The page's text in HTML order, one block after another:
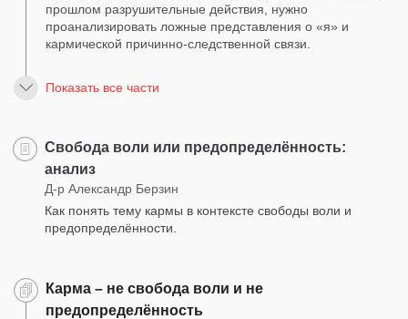
прошлом разрушительные действия, нужно
проанализировать ложные представления о «я» и
кармической причинно-следственной связи.
Показать все части
Свобода воли или предопределённость:
анализ
Д-р Александр Берзин
Как понять тему кармы в контексте свободы воли и
предопределённости.
Карма – не свобода воли и не
предопределённость